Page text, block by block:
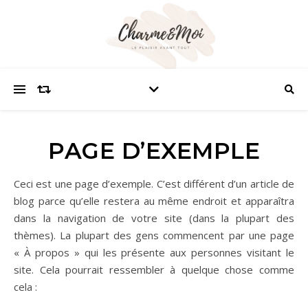
PAGE D’EXEMPLE
Ceci est une page d’exemple. C’est différent d’un article de
blog parce qu’elle restera au même endroit et apparaîtra
dans la navigation de votre site (dans la plupart des
thèmes). La plupart des gens commencent par une page
« À propos » qui les présente aux personnes visitant le
site. Cela pourrait ressembler à quelque chose comme
cela :